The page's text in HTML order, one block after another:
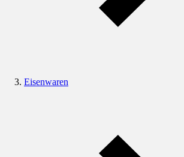
Eisenwaren